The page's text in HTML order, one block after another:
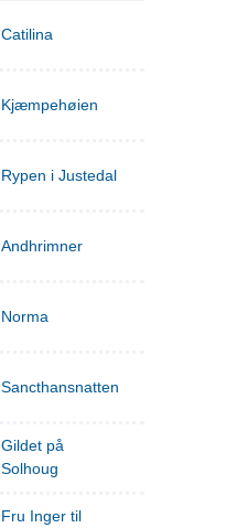
Catilina
Kjæmpehøien
Rypen i Justedal
Andhrimner
Norma
Sancthansnatten
Gildet på
Solhoug
Fru Inger til